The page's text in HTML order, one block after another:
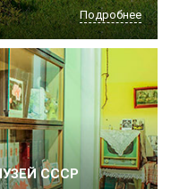
Подробнее
СССР